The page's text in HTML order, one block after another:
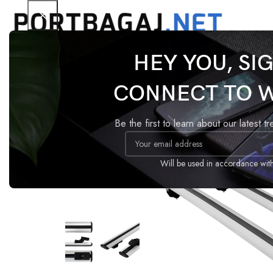
HEY YOU,
CONNECT TO
Be the first to learn about our latest
Will be used in accordance
Tavan Barı Basic Skoda Superb
-18%